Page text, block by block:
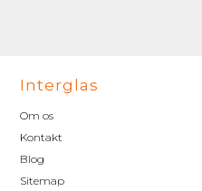
Interglas
Om os
Kontakt
Blog
Sitemap